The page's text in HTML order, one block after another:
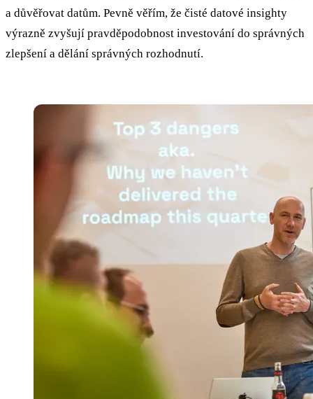
a důvěřovat datům. Pevně věřím, že čisté datové insighty
výrazně zvyšují pravděpodobnost investování do správných
zlepšení a dělání správných rozhodnutí.